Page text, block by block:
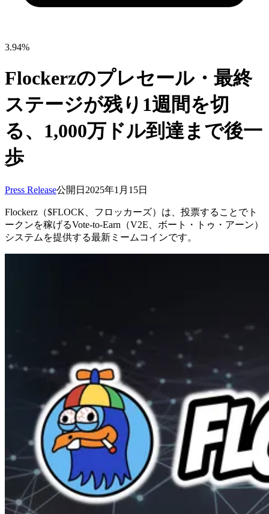
3.94%
Flockerzのプレセール・最終
ステージが残り1週間を切
る、1,000万ドル到達まで後一
歩
Press Release公開日 2025年1月15日
Flockerz（$FLOCK、フロッカーズ）は、投票することでト
ークンを稼げるVote-to-Earn（V2E、ボート・トゥ・アーン）
システムを提供する最新ミームコインです。